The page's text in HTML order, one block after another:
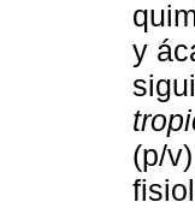
y
(p/